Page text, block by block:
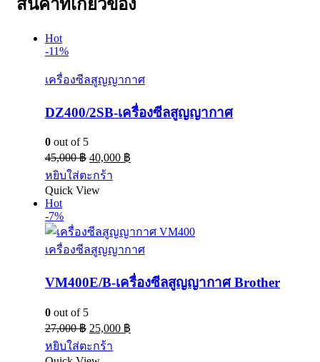
สินค้าที่เกี่ยวข้อง
Hot
-11%
เครื่องซีลสูญญากาศ
DZ400/2SB-เครื่องซีลสูญญากาศ
0 out of 5
45,000฿ 40,000 ฿
หยิบใส่ตะกร้า
Quick View
Hot
-7%
เครื่องซีลสูญญากาศ
VM400E/B-เครื่องซีลสูญญากาศ Brother
0 out of 5
27,000฿ 25,000 ฿
หยิบใส่ตะกร้า